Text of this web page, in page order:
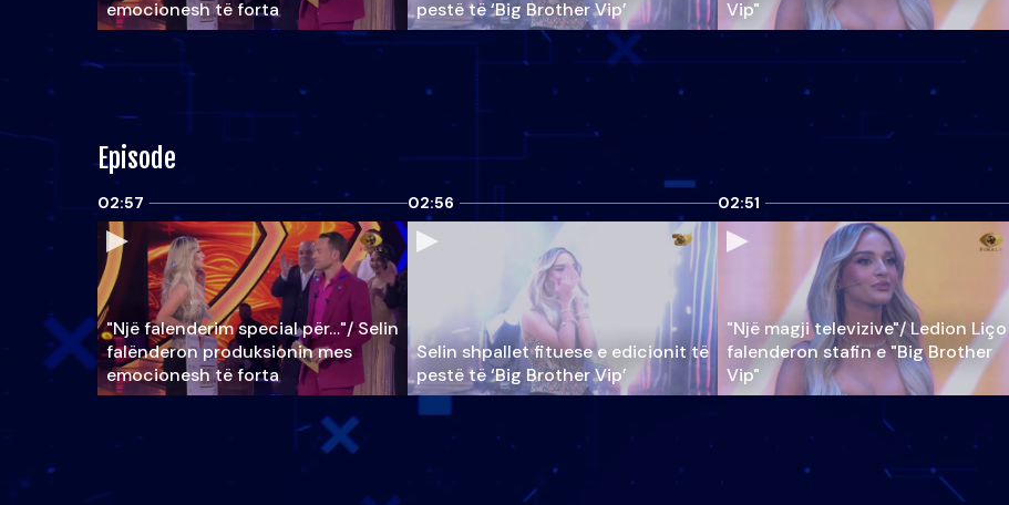
emocionesh të forta
pestë të ‘Big Brother Vip’
Vip"
Episode
02:57
"Një falenderim special për…"/ Selin
falënderon produksionin mes
emocionesh të forta
02:56
Selin shpallet fituese e edicionit të
pestë të ‘Big Brother Vip’
02:51
"Një magji televizive"/ Ledion Liço
falenderon stafin e "Big Brother
Vip"